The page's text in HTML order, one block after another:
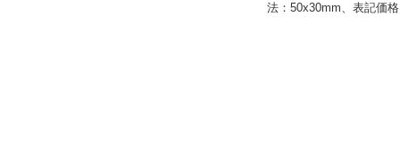
法：50x30mm、表記価